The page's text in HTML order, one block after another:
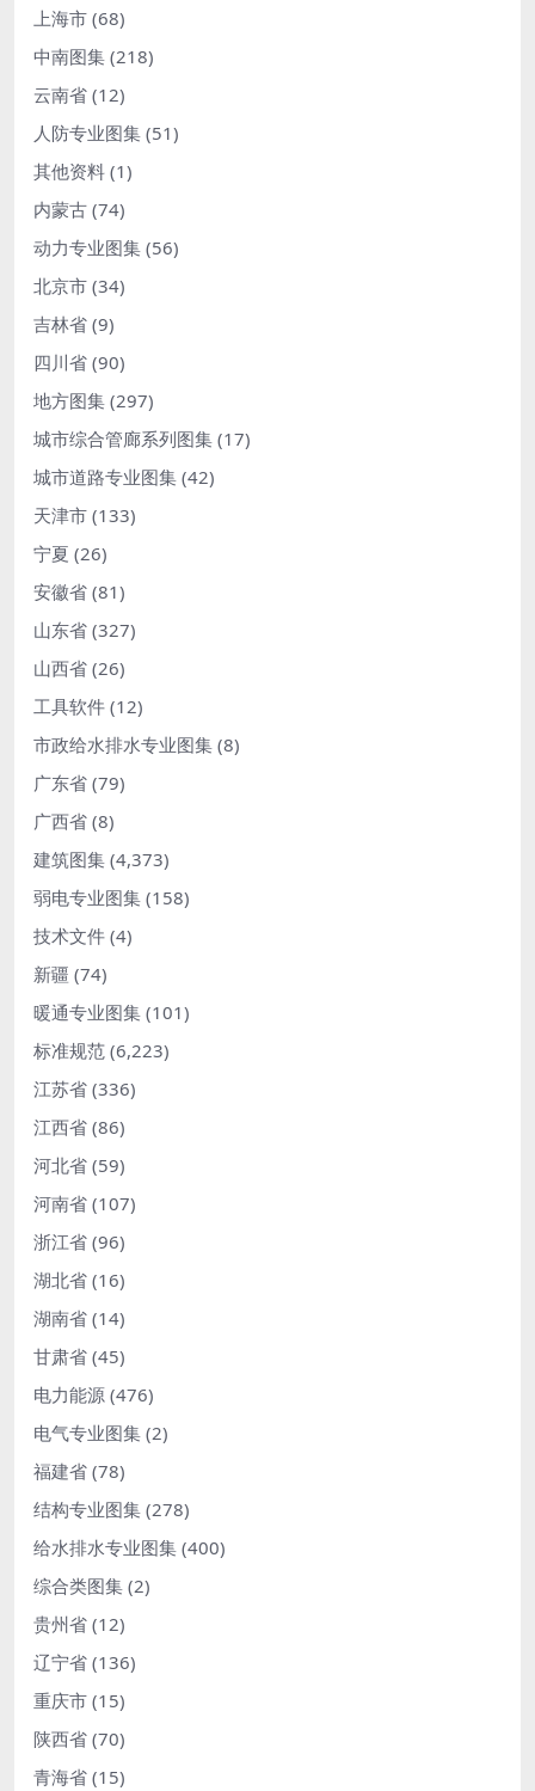
上海市 (68)
中南图集 (218)
云南省 (12)
人防专业图集 (51)
其他资料 (1)
内蒙古 (74)
动力专业图集 (56)
北京市 (34)
吉林省 (9)
四川省 (90)
地方图集 (297)
城市综合管廊系列图集 (17)
城市道路专业图集 (42)
天津市 (133)
宁夏 (26)
安徽省 (81)
山东省 (327)
山西省 (26)
工具软件 (12)
市政给水排水专业图集 (8)
广东省 (79)
广西省 (8)
建筑图集 (4,373)
弱电专业图集 (158)
技术文件 (4)
新疆 (74)
暖通专业图集 (101)
标准规范 (6,223)
江苏省 (336)
江西省 (86)
河北省 (59)
河南省 (107)
浙江省 (96)
湖北省 (16)
湖南省 (14)
甘肃省 (45)
电力能源 (476)
电气专业图集 (2)
福建省 (78)
结构专业图集 (278)
给水排水专业图集 (400)
综合类图集 (2)
贵州省 (12)
辽宁省 (136)
重庆市 (15)
陕西省 (70)
青海省 (15)